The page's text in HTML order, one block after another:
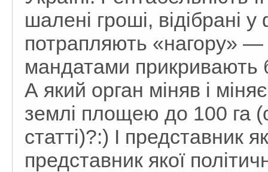
шалені гроші, відібрані
потрапляють «нагору» —
мандатами прикривають
А який орган міняв і
землі площею до 100 га
статті)?:) І представник
представник якої